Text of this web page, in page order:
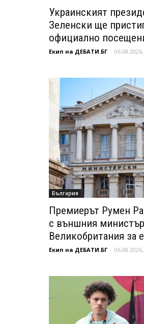
Украинският
Зеленски ще
официално
Екип на ДЕБАТИ.БГ -
България
Премиерът Румен
с външния
Великобритания за
Екип на ДЕБАТИ.БГ -